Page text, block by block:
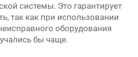
системы. Это гарантирует
так как при использовании
оборудования
бы чаще.